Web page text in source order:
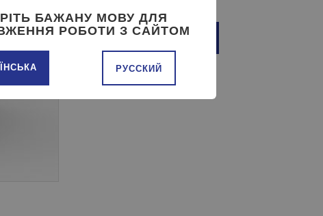
ДОБАВИТЬ В КОРЗИНУ
БАЖАНУ МОВУ ДЛЯ
РОБОТИ З САЙТОМ
РУССКИЙ